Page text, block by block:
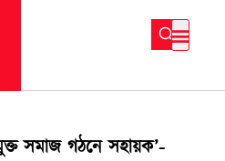
সমাজ গঠনে সহায়ক’-